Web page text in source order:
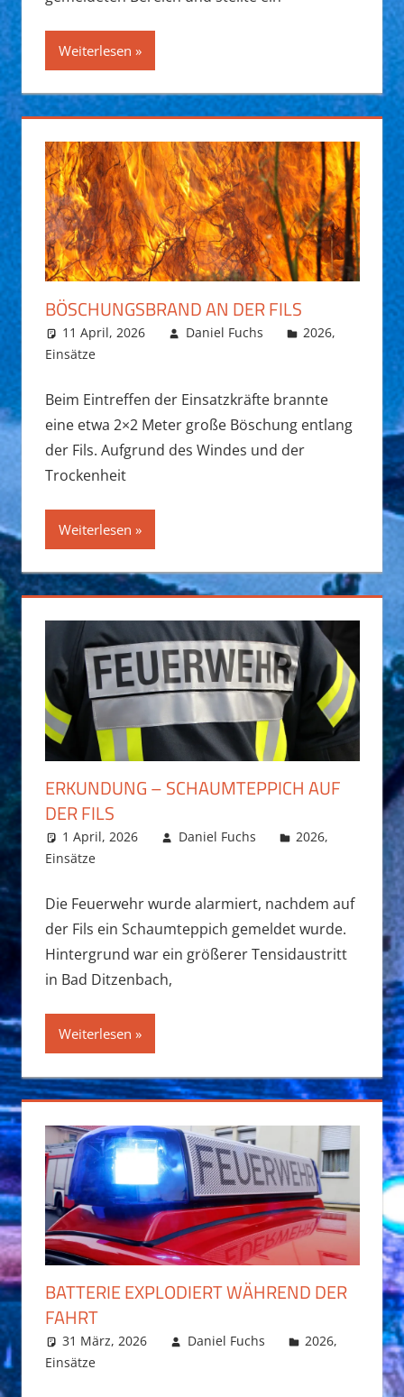
Weiterlesen
BÖSCHUNGSBRAND AN DER FILS
11 April, 2026 Daniel Fuchs 2026,
Einsätze
Beim Eintreffen der Einsatzkräfte brannte
eine etwa 2×2 Meter große Böschung entlang
der Fils. Aufgrund des Windes und der
Trockenheit
Weiterlesen
ERKUNDUNG – SCHAUMTEPPICH AUF
DER FILS
1 April, 2026 Daniel Fuchs 2026,
Einsätze
Die Feuerwehr wurde alarmiert, nachdem auf
der Fils ein Schaumteppich gemeldet wurde.
Hintergrund war ein größerer Tensidaustritt
in Bad Ditzenbach,
Weiterlesen
BATTERIE EXPLODIERT WÄHREND DER
FAHRT
31 März, 2026 Daniel Fuchs 2026,
Einsätze